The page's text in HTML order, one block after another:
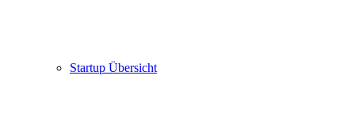
Startup Übersicht